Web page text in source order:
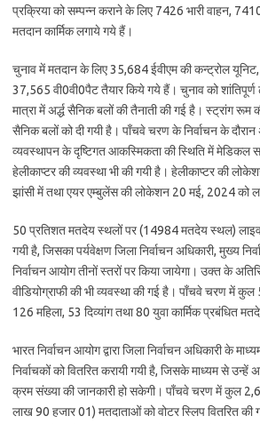
प्रक्रिया को सम्पन्न कराने के लिए 7426 भारी वाहन,
मतदान कार्मिक लगाये गये हैं।
चुनाव में मतदान के लिए 35,684 ईवीएम की कन्ट्रोल
37,565 वी0वी0पैट तैयार किये गये हैं। चुनाव को शांतिपूर्ण
मात्रा में अर्द्ध सैनिक बलों की तैनाती की गई है। स्ट्रांग रूम की
सैनिक बलों को दी गयी है। पाँचवे चरण के निर्वाचन के
व्यवस्थापन के दृष्टिगत आकस्मिकता की स्थिति में मेडिकल
हेलीकाप्टर की व्यवस्था भी की गयी है। हेलीकाप्टर की
झांसी में तथा एयर एम्बुलेंस की लोकेशन 20 मई, 2024 को
50 प्रतिशत मतदेय स्थलों पर (14984 मतदेय स्थल) लाइव
गयी है, जिसका पर्यवेक्षण जिला निर्वाचन अधिकारी, मुख्य
निर्वाचन आयोग तीनों स्तरों पर किया जायेगा। उक्त के
वीडियोग्राफी की भी व्यवस्था की गई है। पाँचवे चरण में
126 महिला, 53 दिव्यांग तथा 80 युवा कार्मिक प्रबंधित
भारत निर्वाचन आयोग द्वारा जिला निर्वाचन अधिकारी के
निर्वाचकों को वितरित करायी गयी है, जिसके माध्यम से
क्रम संख्या की जानकारी हो सकेगी। पाँचवे चरण में कुल
लाख 90 हजार 01) मतदाताओं को वोटर स्लिप वितरित